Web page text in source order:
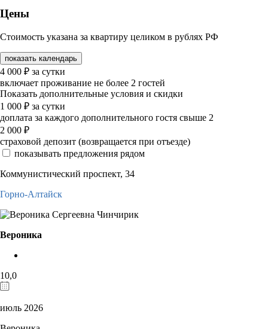
Цены
Стоимость указана за квартиру целиком в рублях РФ
показать календарь
4 000 ₽ за сутки
включает проживание не более 2 гостей
Показать дополнительные условия и скидки
1 000 ₽ за сутки
доплата за каждого дополнительного гостя свыше 2
2 000 ₽
страховой депозит (возвращается при отъезде)
показывать предложения рядом
Коммунистический проспект, 34
Горно-Алтайск
Вероника
10,0
июль 2026